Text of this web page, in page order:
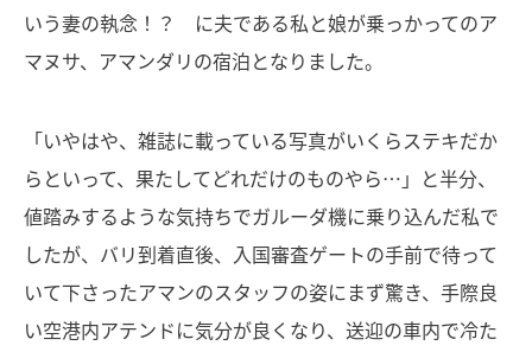
いう妻の執念！？ に夫である私と娘が乗っかってのア
マヌサ、アマンダリの宿泊となりました。
「いやはや、雑誌に載っている写真がいくらステキだか
らといって、果たしてどれだけのものやら…」と半分、
値踏みするような気持ちでガルーダ機に乗り込んだ私で
したが、バリ到着直後、入国審査ゲートの手前で待って
いて下さったアマンのスタッフの姿にまず驚き、手際良
い空港内アテンドに気分が良くなり、送迎の車内で冷た